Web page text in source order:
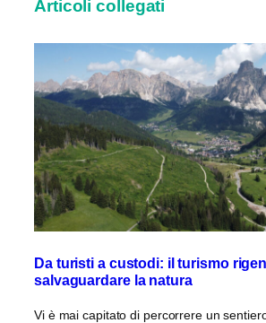
Articoli collegati
Da turisti a custodi: il turismo
salvaguardare la natura
Vi è mai capitato di percorrere un